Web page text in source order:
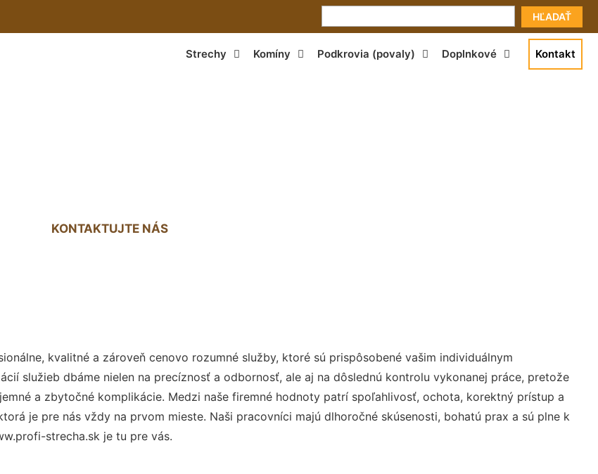
HĽADAŤ
Strechy Komíny Podkrovia (povaly) Doplnkové Kontakt
KONTAKTUJTE NÁS
kvalitné a zároveň cenovo rozumné služby, ktoré sú prispôsobené vašim individuálnym
služieb dbáme nielen na precíznosť a odbornosť, ale aj na dôslednú kontrolu vykonanej práce, pretože
a zbytočné komplikácie. Medzi naše firemné hodnoty patrí spoľahlivosť, ochota, korektný prístup a
je pre nás vždy na prvom mieste. Naši pracovníci majú dlhoročné skúsenosti, bohatú prax a sú plne k
strecha.sk je tu pre vás.